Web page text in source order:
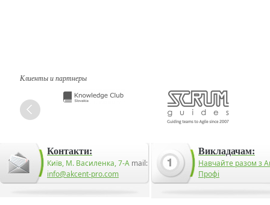
Клиенты и партнеры
Контакти:
Київ, М. Василенка, 7-А mail:
info@akcent-pro.com
Викладачам:
Навчайте разом з
Профі